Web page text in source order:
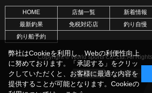
HOME 店舗一覧 新着情報
最新釣果
免税対応店 釣り自慢
釣り船予約
Copyright © World sports Co.,Ltd. All
弊社はCookieを利用し、Webの利便性向上
に努めております。「承認する」をクリッ
クしていただくと、お客様に最適な内容を
提供することが可能となります。Cookieの